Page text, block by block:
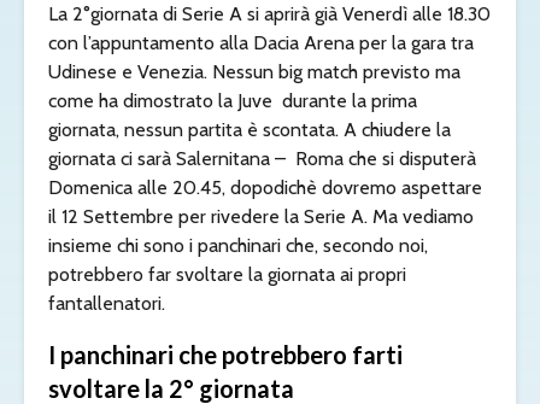
La 2°giornata di Serie A si aprirà già Venerdì alle 18.30
con l’appuntamento alla Dacia Arena per la gara tra
Udinese e Venezia. Nessun big match previsto ma
come ha dimostrato la Juve durante la prima
giornata, nessun partita è scontata. A chiudere la
giornata ci sarà Salernitana – Roma che si disputerà
Domenica alle 20.45, dopodichè dovremo aspettare
il 12 Settembre per rivedere la Serie A. Ma vediamo
insieme chi sono i panchinari che, secondo noi,
potrebbero far svoltare la giornata ai propri
fantallenatori.
I panchinari che potrebbero farti
svoltare la 2° giornata